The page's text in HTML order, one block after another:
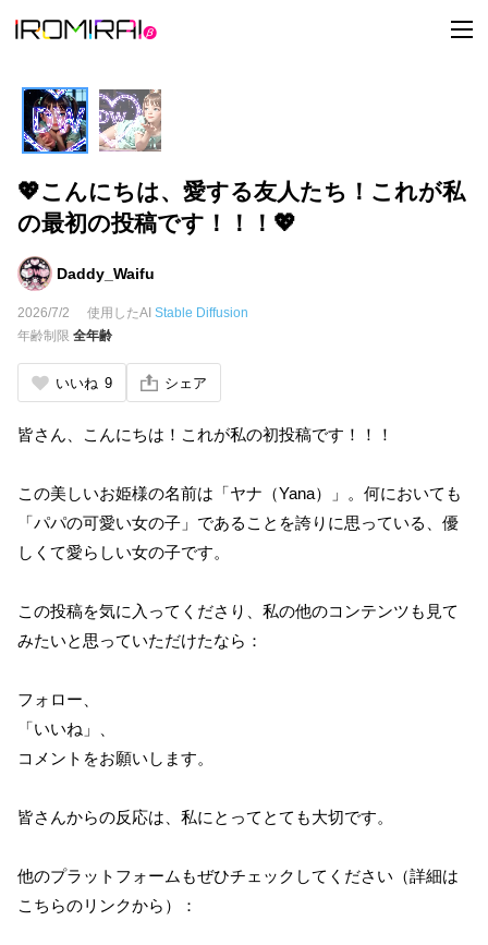
t
o
g
a
💖こんにちは、愛する友人たち！これが私
の最初の投稿です！！！💖
Daddy_Waifu
2026/7/2 使用したAI Stable Diffusion
年齢制限 全年齢
いいね 9 シェア
皆さん、こんにちは！これが私の初投稿です！！！
この美しいお姫様の名前は「ヤナ（Yana）」。何においても
「パパの可愛い女の子」であることを誇りに思っている、優
しくて愛らしい女の子です。
この投稿を気に入ってくださり、私の他のコンテンツも見て
みたいと思っていただけたなら：
フォロー、
「いいね」、
コメントをお願いします。
皆さんからの反応は、私にとってとても大切です。
他のプラットフォームもぜひチェックしてください（詳細は
こちらのリンクから）：